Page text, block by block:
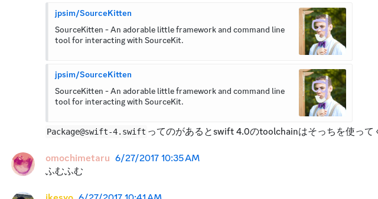
jpsim/SourceKitten
SourceKitten - An adorable little framework and command line
tool for interacting with SourceKit.
jpsim/SourceKitten
SourceKitten - An adorable little framework and command line
tool for interacting with SourceKit.
Package@swift-4.swift ってのがあるとswift 4.0のtoolchainはそっちを使って
omochimetaru 6/27/2017 10:35 AM
ふむふむ